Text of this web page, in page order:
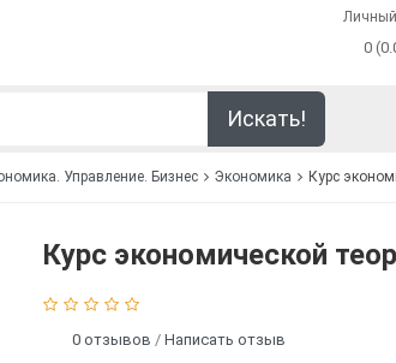
0
Искать!
Управление. Бизнес Экономика Курс
Курс экономической
0 отзывов /Написать отзыв